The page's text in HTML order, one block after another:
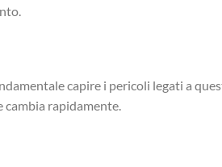
capire i pericoli legati a
rapidamente.